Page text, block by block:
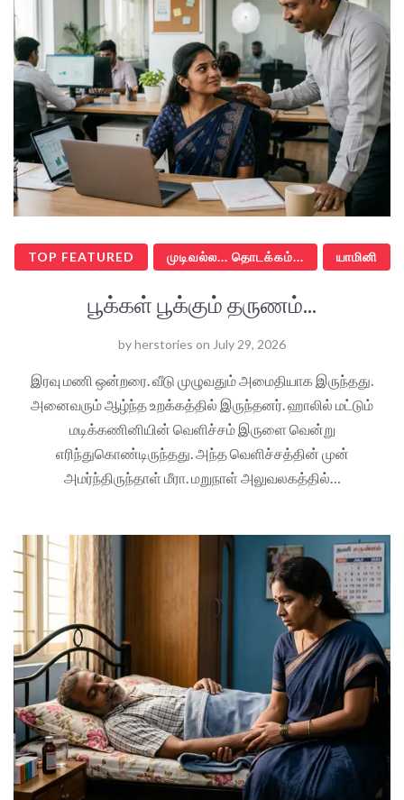
TOP FEATURED முடிவல்ல... தொடக்கம்... யாமினி
பூக்கள் பூக்கும் தருணம்...
byherstories on July 29, 2026
இரவு மணி ஒன்றரை. வீடு முழுவதும் அமைதியாக இருந்தது.
அனைவரும் ஆழ்ந்த உறக்கத்தில் இருந்தனர். ஹாலில் மட்டும்
மடிக்கணினியின் வெளிச்சம் இருளை வென்று
எரிந்துகொண்டிருந்தது. அந்த வெளிச்சத்தின் முன்
அமர்ந்திருந்தாள் மீரா. மறுநாள் அலுவலகத்தில்…